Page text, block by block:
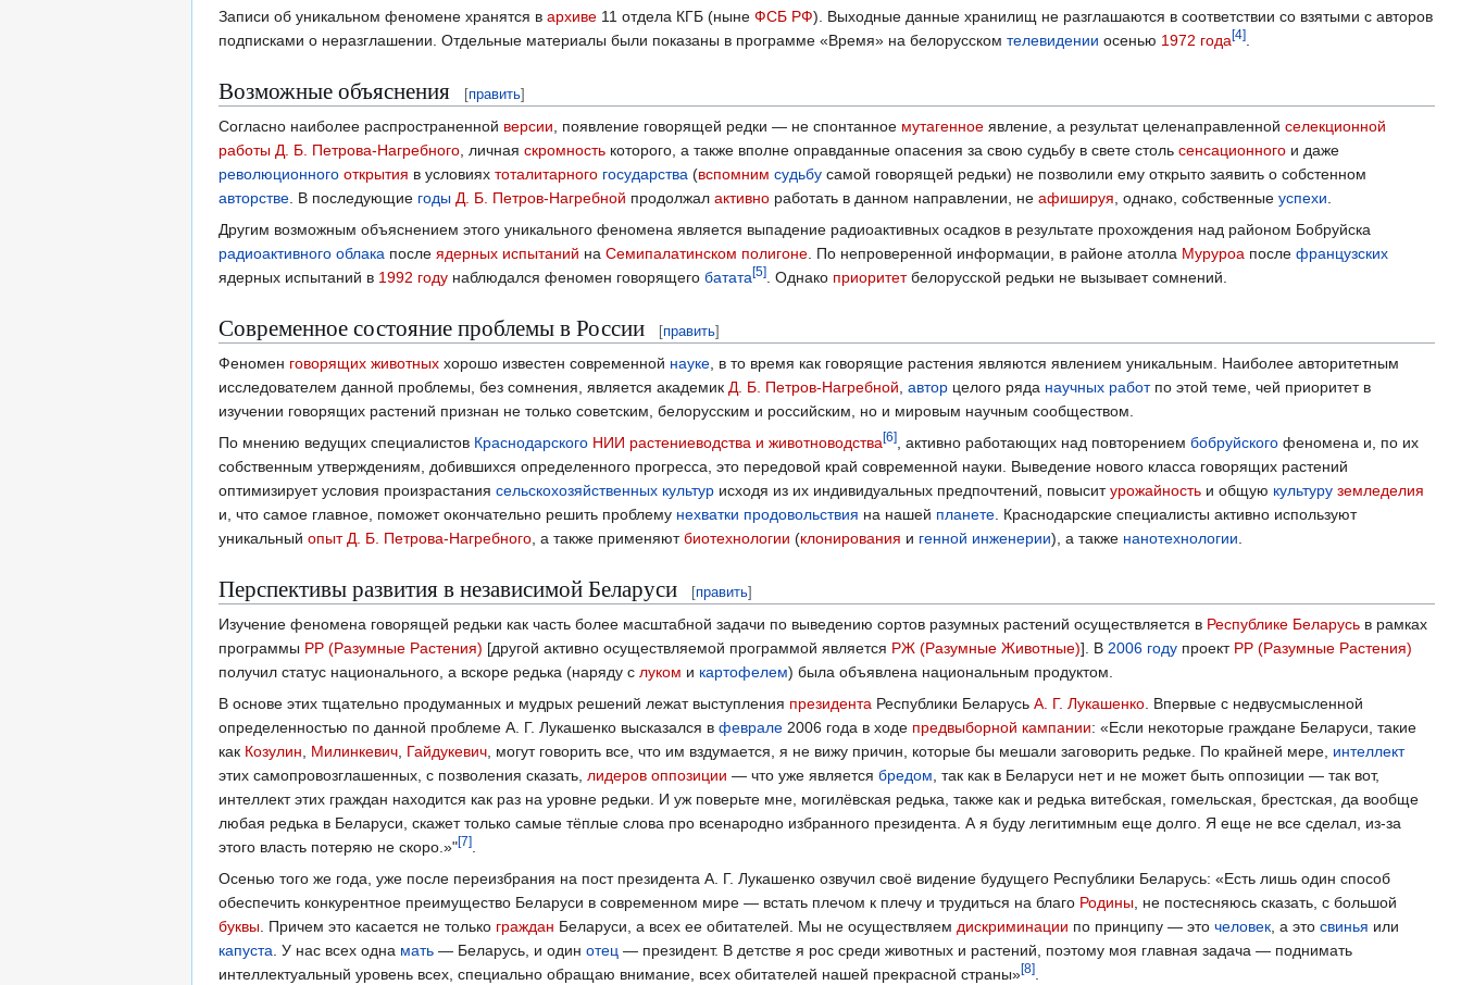
Записи об уникальном феномене хранятся в архиве 11 отдела КГБ (ныне ФСБ РФ). Выходные данные хранилищ не разглашаются в соответствии со взятыми с авторов
подписками о неразглашении. Отдельные материалы были показаны в программе «Время» на белорусском телевидении осенью 1972 года[4].
Возможные объяснения [править]
Согласно наиболее распространенной версии, появление говорящей редки — не спонтанное мутагенное явление, а результат целенаправленной селекционной
работы Д. Б. Петрова-Нагребного, личная скромность которого, а также вполне оправданные опасения за свою судьбу в свете столь сенсационного и даже
революционного открытия в условиях тоталитарного государства (вспомним судьбу самой говорящей редьки) не позволили ему открыто заявить о собстенном
авторстве. В последующие годы Д. Б. Петров-Нагребной продолжал активно работать в данном направлении, не афишируя, однако, собственные успехи.
Другим возможным объяснением этого уникального феномена является выпадение радиоактивных осадков в результате прохождения над районом Бобруйска
радиоактивного облака после ядерных испытаний на Семипалатинском полигоне. По непроверенной информации, в районе атолла Муруроа после французских
ядерных испытаний в 1992 году наблюдался феномен говорящего батата[5]. Однако приоритетбелорусской редьки не вызывает сомнений.
Современное состояние проблемы в России [править]
Феномен говорящих животных хорошо известен современной науке, в то время как говорящие растения являются явлением уникальным. Наиболее авторитетным
исследователем данной проблемы, без сомнения, является академик Д. Б. Петров-Нагребной, автор целого ряда научных работпо этой теме, чей приоритет в
изучении говорящих растений признан не только советским, белорусским и российским, но и мировым научным сообществом.
По мнению ведущих специалистов Краснодарского НИИ растениеводства и животноводства[6], активно работающих над повторением бобруйского феномена и, по их
собственным утверждениям, добившихся определенного прогресса, это передовой край современной науки. Выведение нового класса говорящих растений
оптимизирует условия произрастания сельскохозяйственных культур исходя из их индивидуальных предпочтений, повыситурожайность и общую культуру земледелия
и, что самое главное, поможет окончательно решить проблему нехватки продовольствия на нашей планете. Краснодарские специалисты активно используют
уникальный опыт Д. Б. Петрова-Нагребного, а также применяютбиотехнологии (клонирования и генной инженерии), а также нанотехнологии.
Перспективы развития в независимой Беларуси [править]
Изучение феномена говорящей редьки как часть более масштабной задачи по выведению сортов разумных растений осуществляется в Республике Беларусь в рамках
программы РР (Разумные Растения) [другой активно осуществляемой программой является РЖ (Разумные Животные)]. В 2006 году проект РР (Разумные Растения)
получил статус национального, а вскоре редька (наряду с луком и картофелем) была объявлена национальным продуктом.
В основе этих тщательно продуманных и мудрых решений лежат выступления президента Республики Беларусь А. Г. Лукашенко. Впервые с недвусмысленной
определенностью по данной проблеме А. Г. Лукашенко высказался в феврале 2006 года в ходе предвыборной кампании: «Если некоторые граждане Беларуси, такие
как Козулин, Милинкевич, Гайдукевич, могут говорить все, что им вздумается, я не вижу причин, которые бы мешали заговорить редьке. По крайней мере, интеллект
этих самопровозглашенных, с позволения сказать, лидеров оппозиции — что уже является бредом, так как в Беларуси нет и не может быть оппозиции — так вот,
интеллект этих граждан находится как раз на уровне редьки. И уж поверьте мне, могилёвская редька, также как и редька витебская, гомельская, брестская, да вообще
любая редька в Беларуси, скажет только самые тёплые слова про всенародно избранного президента. А я буду легитимным еще долго. Я еще не все сделал, из-за
этого власть потеряю не скоро.»"[7].
Осенью того же года, уже после переизбрания на пост президента А. Г. Лукашенко озвучил своё видение будущего Республики Беларусь: «Есть лишь один способ
обеспечить конкурентное преимущество Беларуси в современном мире — встать плечом к плечу и трудиться на благо Родины, не постесняюсь сказать, с большой
буквы. Причем это касается не только граждан Беларуси, а всех ее обитателей. Мы не осуществляем дискриминации по принципу — это человек, а это свинья или
капуста. У нас всех одна мать — Беларусь, и один отец — президент. В детстве я рос среди животных и растений, поэтому моя главная задача — поднимать
интеллектуальный уровень всех, специально обращаю внимание, всех обитателей нашей прекрасной страны»[8].